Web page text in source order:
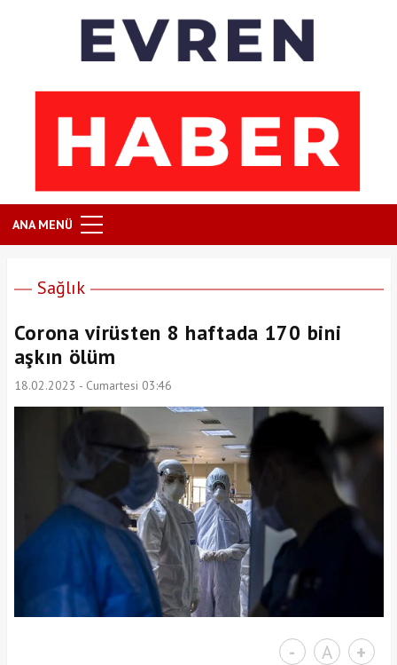
ANA MENÜ
Sağlık
Corona virüsten 8 haftada 170 bini
aşkın ölüm
18.02.2023 - Cumartesi 03:46
- A +